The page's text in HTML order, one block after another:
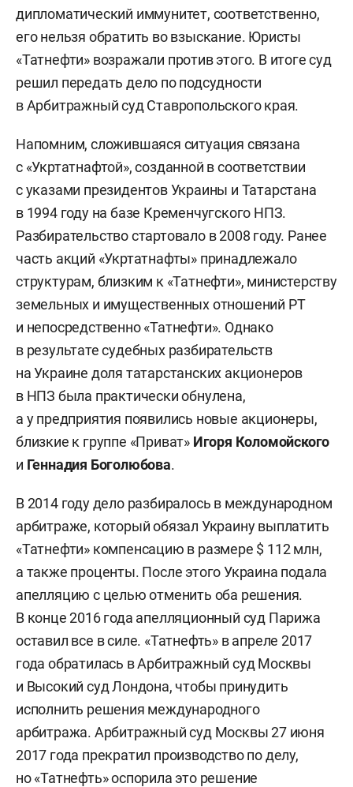
дипломатический иммунитет, соответственно,
его нельзя обратить во взыскание. Юристы
«Татнефти» возражали против этого. В итоге суд
решил передать дело по подсудности
в Арбитражный суд Ставропольского края.
Напомним, сложившаяся ситуация связана
с «Укртатнафтой», созданной в соответствии
с указами президентов Украины и Татарстана
в 1994 году на базе Кременчугского НПЗ.
Разбирательство стартовало в 2008 году. Ранее
часть акций «Укртатнафты» принадлежало
структурам, близким к «Татнефти», министерству
земельных и имущественных отношений РТ
и непосредственно «Татнефти». Однако
в результате судебных разбирательств
на Украине доля татарстанских акционеров
в НПЗ была практически обнулена,
а у предприятия появились новые акционеры,
близкие к группе «Приват» Игоря Коломойского
и Геннадия Боголюбова.
В 2014 году дело разбиралось в международном
арбитраже, который обязал Украину выплатить
«Татнефти» компенсацию в размере $ 112 млн,
а также проценты. После этого Украина подала
апелляцию с целью отменить оба решения.
В конце 2016 года апелляционный суд Парижа
оставил все в силе. «Татнефть» в апреле 2017
года обратилась в Арбитражный суд Москвы
и Высокий суд Лондона, чтобы принудить
исполнить решения международного
арбитража. Арбитражный суд Москвы 27 июня
2017 года прекратил производство по делу,
но «Татнефть» оспорила это решение